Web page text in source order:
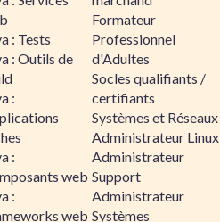
: Tests
: Outils de
:
:
web
:
web
Formateur
Professionnel
d'Adultes
Socles qualifiants /
certifiants
Systèmes et Réseaux
Administrateur Linux
Administrateur
Support
Administrateur
Systèmes